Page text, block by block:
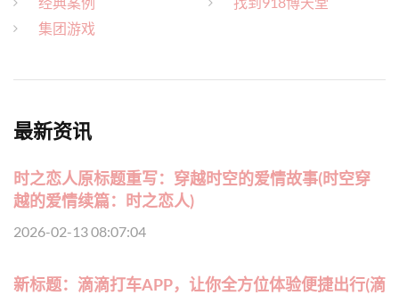
集团游戏
最新资讯
时之恋人原标题重写：穿越时空的爱情故事(时空穿
越的爱情续篇：时之恋人)
2026-02-13 08:07:04
新标题：滴滴打车APP，让你全方位体验便捷出行(滴